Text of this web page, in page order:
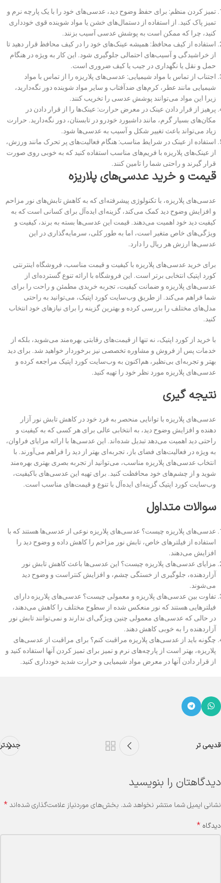
تمیز کردن منظم: برای حفظ وضوح دید، عدسی‌های خود را با یک پارچه نرم و
تمیز پاک کنید. از استفاده از دستمال‌های خشن یا مواد شوینده قوی خودداری
کنید، چرا که ممکن است به پوشش عدسی آسیب بزنند.
استفاده از کیف محافظ: همیشه عینک‌های خود را در کیف محافظ قرار دهید تا
از خراشیدگی و آسیب‌های احتمالی جلوگیری شود. این کار به ویژه در هنگام
حمل و نقل یا نگهداری در جیب یا کیف ضروری است.
اجتناب از تماس با مواد شیمیایی: عدسی‌های پلاریزه را از تماس با مواد
شیمیایی مانند عطر، کرم‌های ضدآفتاب و سایر مواد شوینده دور نگه‌دارید،
زیرا این مواد می‌توانند پوشش عدسی را تخریب کنند.
پرهیز از قرار دادن عینک در معرض حرارت: عینک‌ها را از قرار دادن در
مکان‌های بسیار گرم، مانند داشبورد خودرو در تابستان، دور نگه‌دارید. حرارت
زیاد می‌تواند باعث تغییر شکل و آسیب به عدسی‌ها شود.
استفاده از عینک در شرایط مناسب: هنگام فعالیت‌های پر تحرک مانند ورزش،
از عینک‌های پلاریزه با فریم‌های مناسب استفاده کنید که به خوبی روی صورت
قرار گیرند و راحتی شما را تامین کنند.
قیمت و خرید عدسی‌های پلاریزه
عدسی‌های پلاریزه، با تکنولوژی پیشرفته‌ای که به کاهش تابش‌های نور مزاحم
و افزایش وضوح دید کمک می‌کند، گزینه‌ای ایده‌آل برای کسانی است که به
کیفیت دید خود اهمیت می‌دهند. قیمت این عدسی‌ها بسته به برند، کیفیت و
ویژگی‌های خاص متغیر است، اما به طور کلی، سرمایه‌گذاری در این
عدسی‌ها ارزش هر ریال را دارد.
برای خرید عدسی‌های پلاریزه با کیفیت و قیمت مناسب، فروشگاه اینترنتی
کورد اپتیک انتخابی برتر است. این فروشگاه با ارائه تنوع گسترده‌ای از
عدسی‌های پلاریزه و ضمانت کیفیت، تجربه خریدی مطمئن و راحت را برای
شما فراهم می‌کند. از طریق وب‌سایت کورد اپتیک، می‌توانید به راحتی
مدل‌های مختلف را بررسی کرده و بهترین گزینه را برای نیازهای خود انتخاب
کنید.
با خرید از کورد اپتیک، نه تنها از قیمت‌های رقابتی بهره‌مند می‌شوید، بلکه از
خدمات پس از فروش و مشاوره تخصصی نیز برخوردار خواهید شد. برای دید
بهتر و تجربه‌ای بی‌نظیر، هم‌اکنون به وب‌سایت کورد اپتیک مراجعه کرده و
عدسی‌های پلاریزه مورد نظر خود را تهیه کنید.
نتیجه گیری
عدسی‌های پلاریزه با توانایی منحصر به فرد خود در کاهش تابش نور آزار
دهنده و افزایش وضوح دید، به انتخابی عالی برای هر کسی که به کیفیت و
راحتی دید اهمیت می‌دهد تبدیل شده‌اند. این عدسی‌ها با ارائه مزایای فراوان،
به ویژه در فعالیت‌های فضای باز، تجربه‌ای بهتر از دید را فراهم می‌آورند. با
انتخاب عدسی‌های پلاریزه مناسب، می‌توانید از تجربه بصری بهتری بهره‌مند
شوید و از چشم‌های خود محافظت کنید. برای تهیه این عدسی‌های باکیفیت،
وب‌سایت کورد اپتیک گزینه‌ای ایده‌آل با تنوع و قیمت‌های مناسب است.
سوالات متداول
عدسی‌های پلاریزه چیست؟ عدسی‌های پلاریزه نوعی از عدسی‌ها هستند که با
استفاده از فیلترهای خاص، تابش نور مزاحم را کاهش داده و وضوح دید را
افزایش می‌دهند.
مزایای عدسی‌های پلاریزه چیست؟ این عدسی‌ها باعث کاهش تابش نور
آزاردهنده، جلوگیری از خستگی چشم، و افزایش کنتراست و وضوح دید
می‌شوند.
تفاوت بین عدسی‌های پلاریزه و معمولی چیست؟ عدسی‌های پلاریزه دارای
فیلترهایی هستند که نور منعکس شده از سطوح مختلف را کاهش می‌دهند،
در حالی که عدسی‌های معمولی چنین ویژگی‌ای ندارند و نمی‌توانند تابش نور
آزاردهنده را به خوبی کاهش دهند.
چگونه باید از عدسی‌های پلاریزه مراقبت کنم؟ برای مراقبت از عدسی‌های
پلاریزه، بهتر است از پارچه‌های نرم و تمیز برای تمیز کردن آنها استفاده کنید و
از قرار دادن آنها در معرض مواد شیمیایی و حرارت شدید خودداری کنید.
جدیدتر قدیمی تر
دیدگاهتان را بنویسید
نشانی ایمیل شما منتشر نخواهد شد. بخش‌های موردنیاز علامت‌گذاری شده‌اند*
دیدگاه *